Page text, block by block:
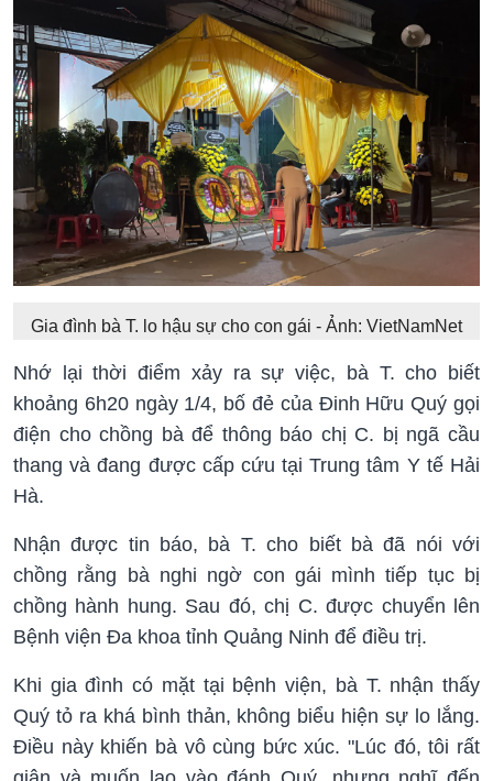
Gia đình bà T. lo hậu sự cho con gái - Ảnh: VietNamNet
Nhớ lại thời điểm xảy ra sự việc, bà T. cho biết
khoảng 6h20 ngày 1/4, bố đẻ của Đinh Hữu Quý gọi
điện cho chồng bà để thông báo chị C. bị ngã cầu
thang và đang được cấp cứu tại Trung tâm Y tế Hải
Hà.
Nhận được tin báo, bà T. cho biết bà đã nói với
chồng rằng bà nghi ngờ con gái mình tiếp tục bị
chồng hành hung. Sau đó, chị C. được chuyển lên
Bệnh viện Đa khoa tỉnh Quảng Ninh để điều trị.
Khi gia đình có mặt tại bệnh viện, bà T. nhận thấy
Quý tỏ ra khá bình thản, không biểu hiện sự lo lắng.
Điều này khiến bà vô cùng bức xúc. "Lúc đó, tôi rất